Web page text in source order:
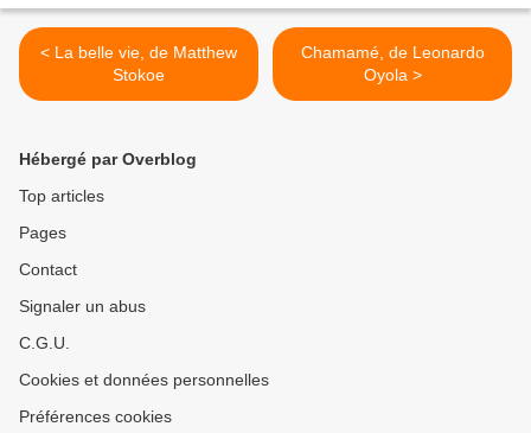
< La belle vie, de Matthew
Stokoe
Chamamé, de Leonardo
Oyola >
Hébergé par Overblog
Top articles
Pages
Contact
Signaler un abus
C.G.U.
Cookies et données personnelles
Préférences cookies